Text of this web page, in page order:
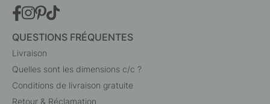
QUESTIONS FRÉQUENTES
Livraison
Quelles sont les dimensions c/c ?
Conditions de livraison gratuite
Retour & Réclamation